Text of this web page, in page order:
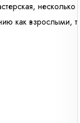
несколько
как взрослыми, так